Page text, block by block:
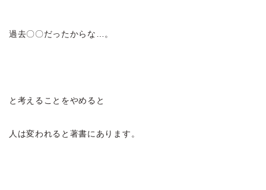
過去〇〇だったからな…。
と考えることをやめると
人は変われると著書にあります。